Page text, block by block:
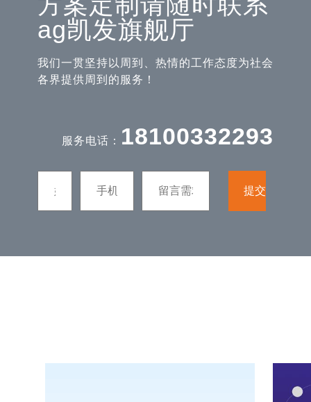
ag凯发旗舰厅
我们一贯坚持以周到、热情的工作态度为社会
各界提供周到的服务！
服务电话： 18100332293